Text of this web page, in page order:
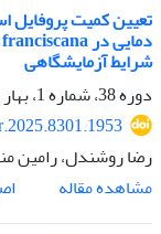
تعیین کمیت
شرایط آزمایشگاهی
دوره 38، شماره 1، بهار 1404، صفحه
رضا روشندل، رامین
مشاهده مقاله